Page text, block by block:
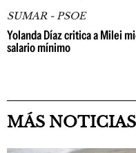
SUMAR - PSOE
Yolanda Díaz critica a Milei
salario mínimo
MÁS NOTICIAS